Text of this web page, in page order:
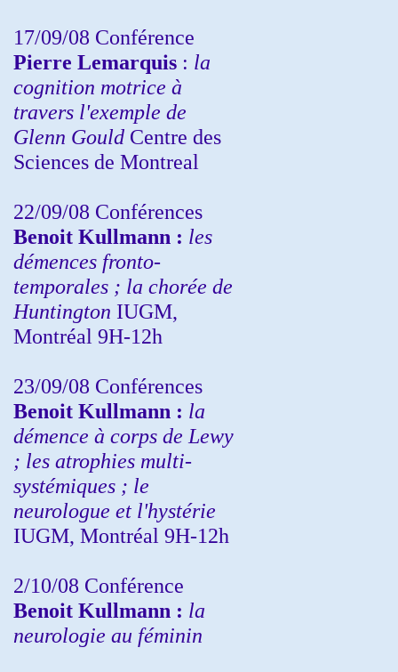
17/09/08 Conférence
Pierre Lemarquis : la
cognition motrice à
travers l'exemple de
Glenn Gould Centre des
Sciences de Montreal
22/09/08 Conférences
Benoit Kullmann : les
démences fronto-
temporales ; la chorée de
Huntington IUGM,
Montréal 9H-12h
23/09/08 Conférences
Benoit Kullmann : la
démence à corps de Lewy
; les atrophies multi-
systémiques ; le
neurologue et l'hystérie
IUGM, Montréal 9H-12h
2/10/08 Conférence
Benoit Kullmann : la
neurologie au féminin